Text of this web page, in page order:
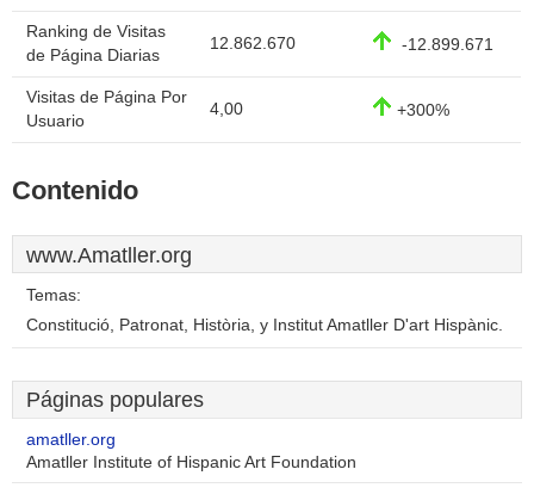
Ranking de Visitas
de Página Diarias
12.862.670 -12.899.671
Visitas de Página Por
Usuario
4,00 +300%
Contenido
www.Amatller.org
Temas:
Constitució, Patronat, Història, y Institut Amatller D'art Hispànic.
Páginas populares
amatller.org
Amatller Institute of Hispanic Art Foundation